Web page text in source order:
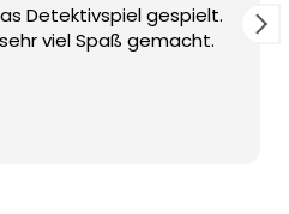
Detektivspiel gespielt.
viel Spaß gemacht.